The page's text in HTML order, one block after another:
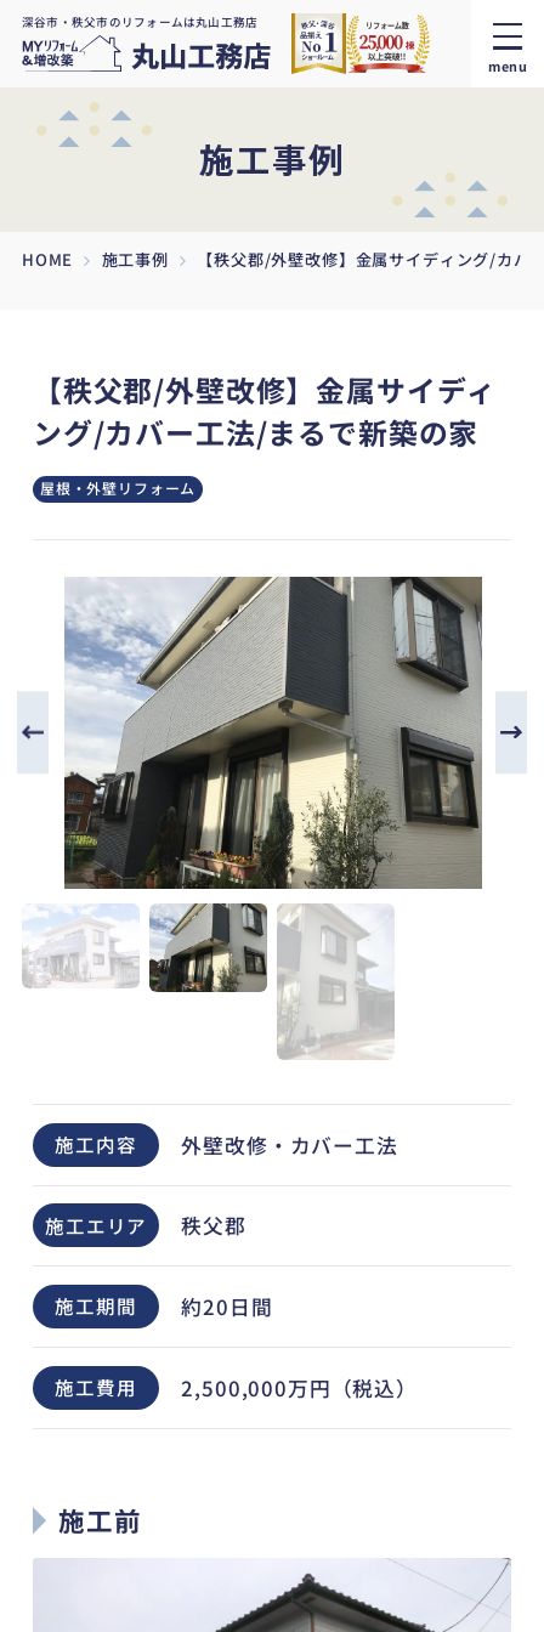
深谷市・秩父市のリフォームは丸山工務店
menu
施工事例
HOME 施工事例 【秩父郡/外壁改修】金属サイディング/カバ
【秩父郡/外壁改修】金属サイディ
ング/カバー工法/まるで新築の家
屋根・外壁リフォーム
施工内容 外壁改修・カバー工法
施工エリア 秩父郡
施工期間 約20日間
施工費用 2,500,000万円（税込）
施工前